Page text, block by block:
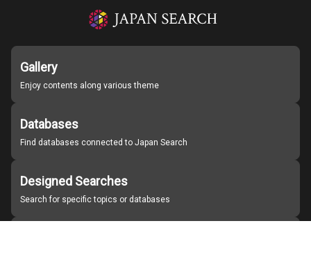
Gallery
Enjoy contents along various theme
Databases
Find databases connected to Japan Search
Designed Searches
Search for specific topics or databases